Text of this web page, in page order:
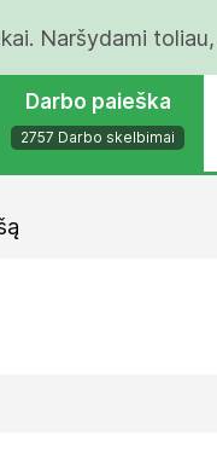
Naršydami
Darbo paieška
2757 Darbo skelbimai